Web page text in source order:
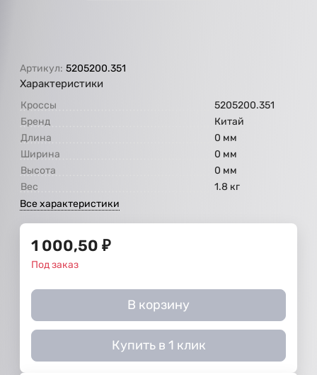
Артикул: 5205200.351
Характеристики
Кроссы
5205200.351
Бренд
Китай
Длина
0 мм
Ширина
0 мм
Высота
0 мм
Вес
1.8 кг
Все характеристики
1 000,50 ₽
Под заказ
В корзину
Купить в 1 клик